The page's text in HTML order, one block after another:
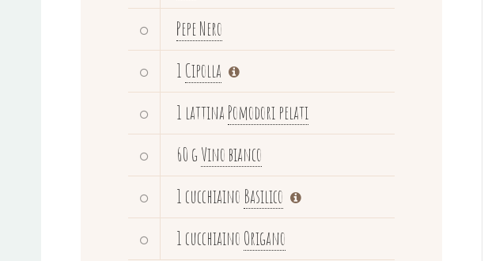
Pepe Nero
1 Cipolla
1 lattina Pomodori pelati
60 g Vino bianco
1 cucchiaino Basilico
1 cucchiaino Origano